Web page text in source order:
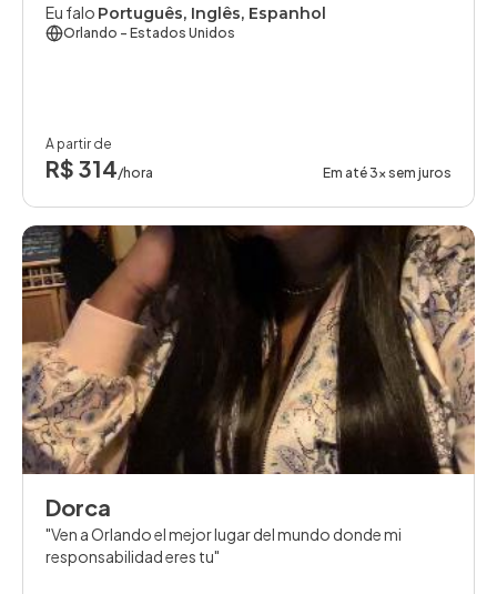
Eu falo Português, Inglês, Espanhol
Orlando - Estados Unidos
A partir de
R$ 314/hora Em até 3x sem juros
Dorca
Ven a Orlando el mejor lugar del mundo donde mi
responsabilidad eres tu